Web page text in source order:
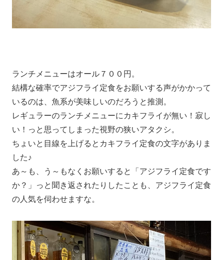
ランチメニューはオール７００円。
結構な確率でアジフライ定食をお願いする声がかかって
いるのは、魚系が美味しいのだろうと推測。
レギュラーのランチメニューにカキフライが無い！寂し
い！っと思ってしまった視野の狭いアタクシ。
ちょいと目線を上げるとカキフライ定食の文字がありま
した♪
あ～も、う～もなくお願いすると「アジフライ定食です
か？」っと聞き返されたりしたことも、アジフライ定食
の人気を伺わせますな。